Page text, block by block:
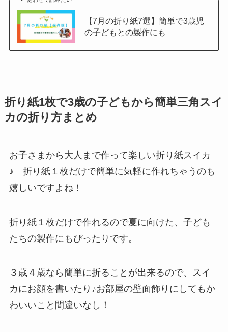
【7月の折り紙7選】簡単で3歳児
の子どもとの製作にも
折り紙1枚で3歳の子どもから簡単三角スイ
カの折り方まとめ
お子さまから大人まで作って楽しい折り紙スイカ
♪ 折り紙１枚だけで簡単に気軽に作れちゃうのも
嬉しいですよね！
折り紙１枚だけで作れるので夏に向けた、子ども
たちの製作にもぴったりです。
３歳４歳なら簡単に折ることが出来るので、スイ
カにお顔を書いたり♪お部屋の壁面飾りにしてもか
わいいこと間違いなし！